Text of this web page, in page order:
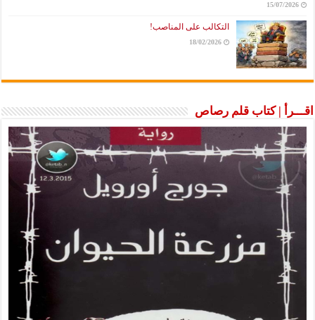
15/07/2026
التكالب على المناصب!
18/02/2026
اقـــرأ | كتاب قلم رصاص